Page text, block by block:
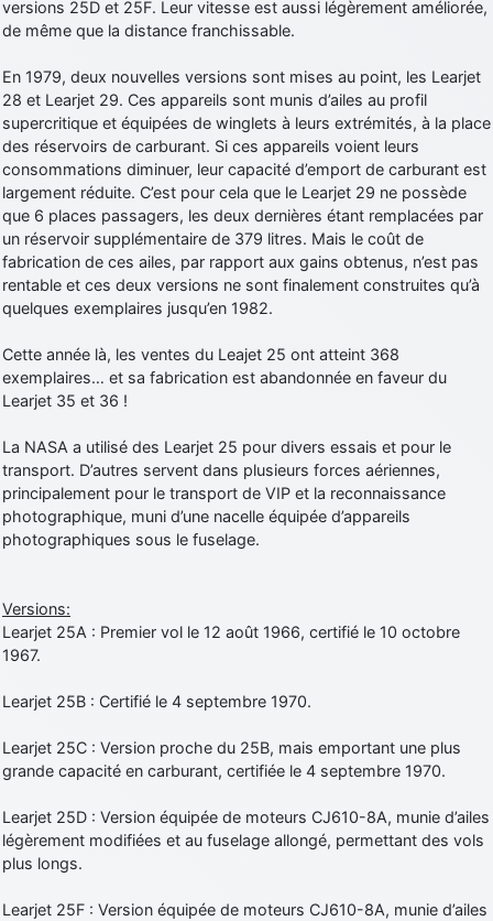
versions 25D et 25F. Leur vitesse est aussi légèrement améliorée,
de même que la distance franchissable.
En 1979, deux nouvelles versions sont mises au point, les Learjet
28 et Learjet 29. Ces appareils sont munis d’ailes au profil
supercritique et équipées de winglets à leurs extrémités, à la place
des réservoirs de carburant. Si ces appareils voient leurs
consommations diminuer, leur capacité d’emport de carburant est
largement réduite. C’est pour cela que le Learjet 29 ne possède
que 6 places passagers, les deux dernières étant remplacées par
un réservoir supplémentaire de 379 litres. Mais le coût de
fabrication de ces ailes, par rapport aux gains obtenus, n’est pas
rentable et ces deux versions ne sont finalement construites qu’à
quelques exemplaires jusqu’en 1982.
Cette année là, les ventes du Leajet 25 ont atteint 368
exemplaires… et sa fabrication est abandonnée en faveur du
Learjet 35 et 36 !
La NASA a utilisé des Learjet 25 pour divers essais et pour le
transport. D’autres servent dans plusieurs forces aériennes,
principalement pour le transport de VIP et la reconnaissance
photographique, muni d’une nacelle équipée d’appareils
photographiques sous le fuselage.
Versions:
Learjet 25A : Premier vol le 12 août 1966, certifié le 10 octobre
1967.
Learjet 25B : Certifié le 4 septembre 1970.
Learjet 25C : Version proche du 25B, mais emportant une plus
grande capacité en carburant, certifiée le 4 septembre 1970.
Learjet 25D : Version équipée de moteurs CJ610-8A, munie d’ailes
légèrement modifiées et au fuselage allongé, permettant des vols
plus longs.
Learjet 25F : Version équipée de moteurs CJ610-8A, munie d’ailes